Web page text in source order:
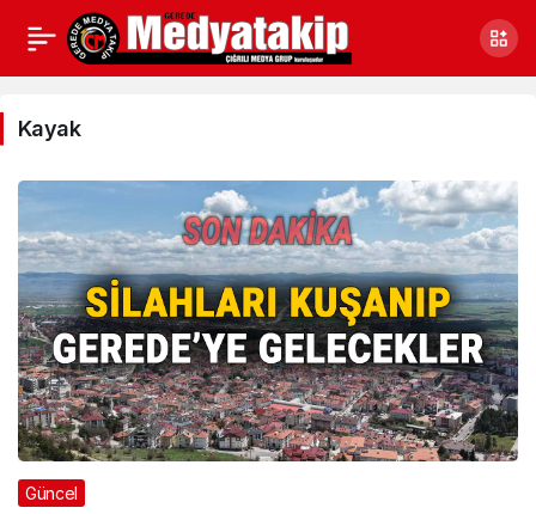
Kayak
Haberleri
Kayak
Güncel